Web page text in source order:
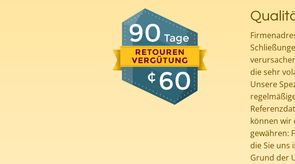
die sehr
Unsere
können wir
gewähren:
die Sie uns
Grund der